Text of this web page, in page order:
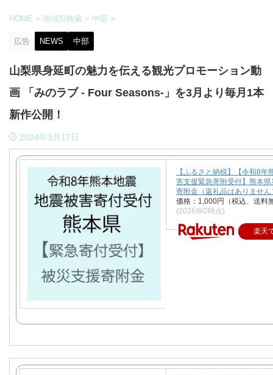
HOME > 地域別検索 > 中部 >
広告 NEWS 中部
山梨県身延町の魅力を伝える観光プロモーション動
画 「みのラブ - Four Seasons-」を3月より毎月1本
新作公開！
2024年3月17日
【ふるさと納税】【令和8年
害支援緊急寄附受付】熊本県
寄附金（返礼品はありません
価格：1,000円（税込、送料
(2026/8/2時点)
楽天